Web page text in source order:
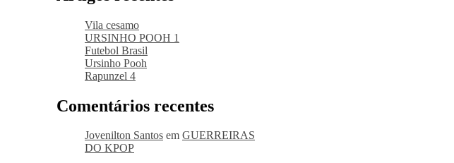
Vila cesamo
URSINHO POOH 1
Futebol Brasil
Ursinho Pooh
Rapunzel 4
Comentários recentes
Jovenilton Santos em GUERREIRAS
DO KPOP